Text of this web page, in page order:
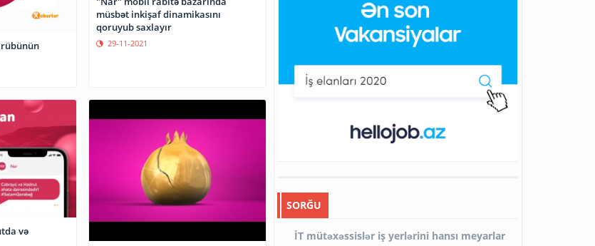
müsbət inkişaf dinamikasını
qoruyub saxlayır
29-11-2021
və
SORĞU
İT mütəxəssislər iş yerlərini hansı meyarlar